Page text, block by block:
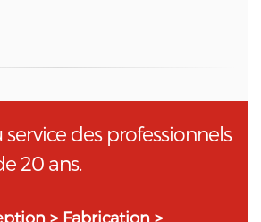
des professionnels
20 ans.
> Fabrication >